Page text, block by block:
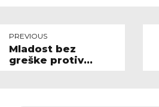
PREVIOUS
Mladost bez
greške protiv